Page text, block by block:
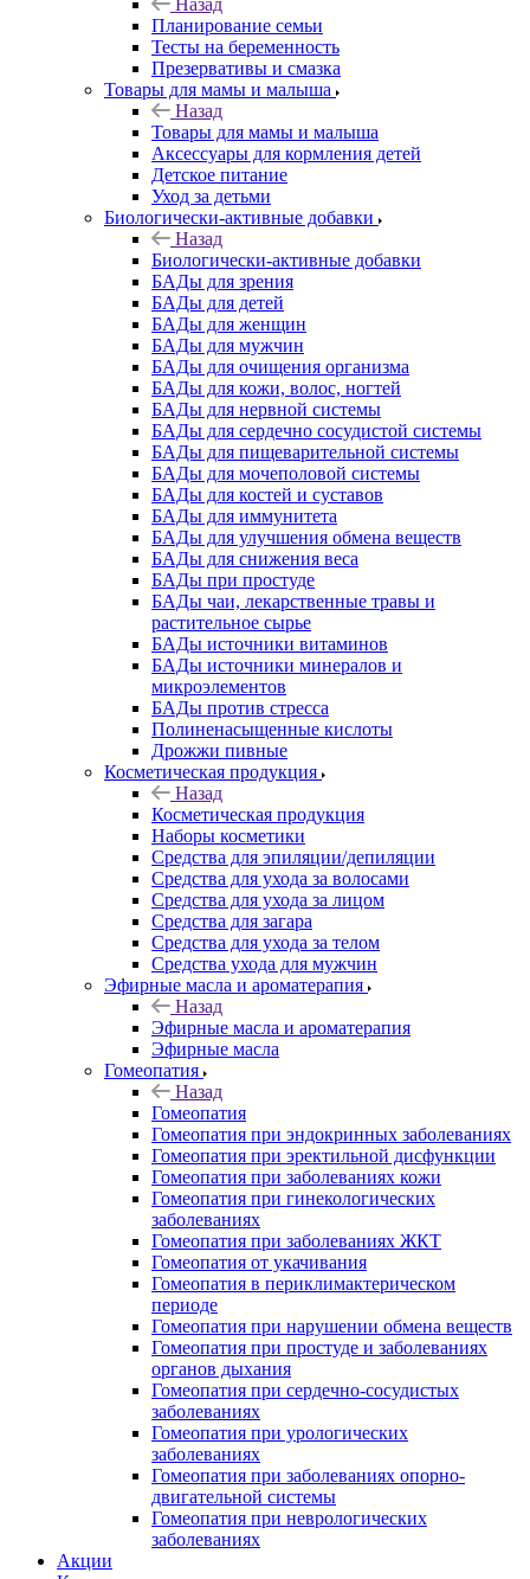
Назад
Планирование семьи
Тесты на беременность
Презервативы и смазка
Товары для мамы и малыша
Назад
Товары для мамы и малыша
Аксессуары для кормления детей
Детское питание
Уход за детьми
Биологически-активные добавки
Назад
Биологически-активные добавки
БАДы для зрения
БАДы для детей
БАДы для женщин
БАДы для мужчин
БАДы для очищения организма
БАДы для кожи, волос, ногтей
БАДы для нервной системы
БАДы для сердечно сосудистой системы
БАДы для пищеварительной системы
БАДы для мочеполовой системы
БАДы для костей и суставов
БАДы для иммунитета
БАДы для улучшения обмена веществ
БАДы для снижения веса
БАДы при простуде
БАДы чаи, лекарственные травы и
растительное сырье
БАДы источники витаминов
БАДы источники минералов и
микроэлементов
БАДы против стресса
Полиненасыщенные кислоты
Дрожжи пивные
Косметическая продукция
Назад
Косметическая продукция
Наборы косметики
Средства для эпиляции/депиляции
Средства для ухода за волосами
Средства для ухода за лицом
Средства для загара
Средства для ухода за телом
Средства ухода для мужчин
Эфирные масла и ароматерапия
Назад
Эфирные масла и ароматерапия
Эфирные масла
Гомеопатия
Назад
Гомеопатия
Гомеопатия при эндокринных заболеваниях
Гомеопатия при эректильной дисфункции
Гомеопатия при заболеваниях кожи
Гомеопатия при гинекологических
заболеваниях
Гомеопатия при заболеваниях ЖКТ
Гомеопатия от укачивания
Гомеопатия в периклимактерическом
периоде
Гомеопатия при нарушении обмена веществ
Гомеопатия при простуде и заболеваниях
органов дыхания
Гомеопатия при сердечно-сосудистых
заболеваниях
Гомеопатия при урологических
заболеваниях
Гомеопатия при заболеваниях опорно-
двигательной системы
Гомеопатия при неврологических
заболеваниях
Акции